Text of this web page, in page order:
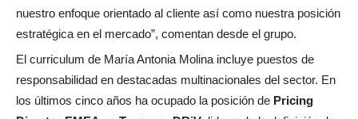
nuestro enfoque orientado al cliente así como nuestra posición
estratégica en el mercado”, comentan desde el grupo.
El curriculum de María Antonia Molina incluye puestos de
responsabilidad en destacadas multinacionales del sector. En
los últimos cinco años ha ocupado la posición de Pricing